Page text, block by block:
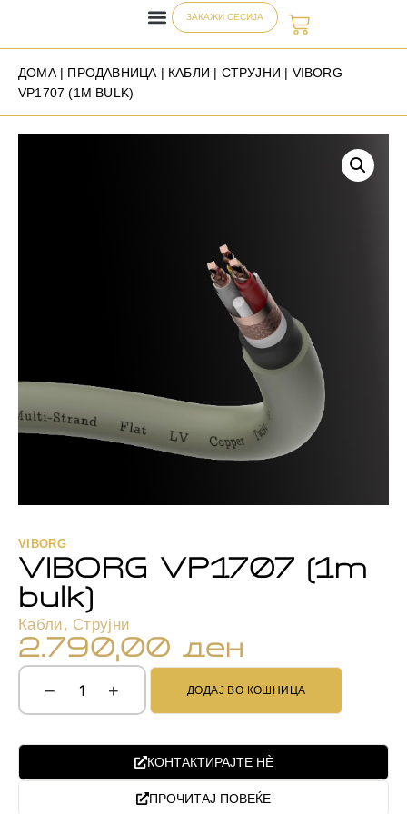
ЗАКАЖИ СЕСИЈА
ДОМА| ПРОДАВНИЦА | КАБЛИ | СТРУЈНИ | VIBORG
VP1707 (1M BULK)
VIBORG
VIBORG VP1707 (1m
bulk)
Кабли, Струјни
2.790,00 ден
− + ДОДАЈ ВО КОШНИЦА
КОНТАКТИРАЈТЕ НЀ
ПРОЧИТАЈ ПОВЕЌЕ